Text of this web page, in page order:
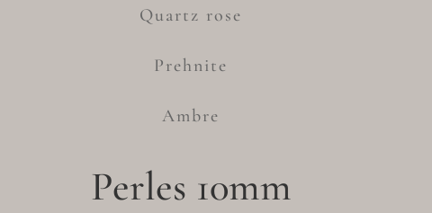
Quartz rose
Prehnite
Ambre
Perles 10mm